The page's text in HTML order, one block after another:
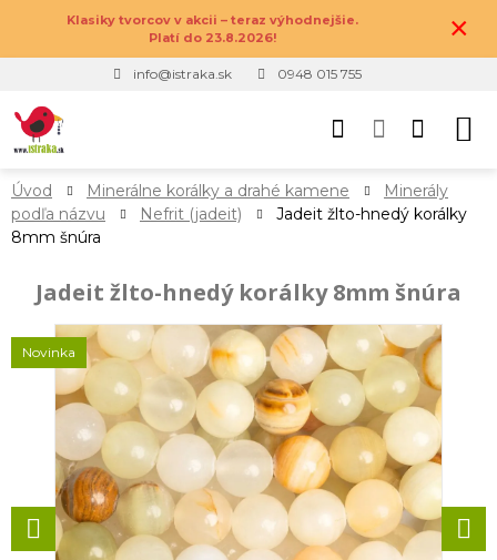
Klasiky tvorcov v akcii – teraz výhodnejšie.
Platí do 23.8.2026!
×
info@istraka.sk 0948 015 755
Úvod Minerálne korálky a drahé kamene
Minerály
podľa názvu
Nefrit (jadeit)
Jadeit žlto-hnedý korálky
8mm šnúra
Jadeit žlto-hnedý korálky 8mm šnúra
Novinka